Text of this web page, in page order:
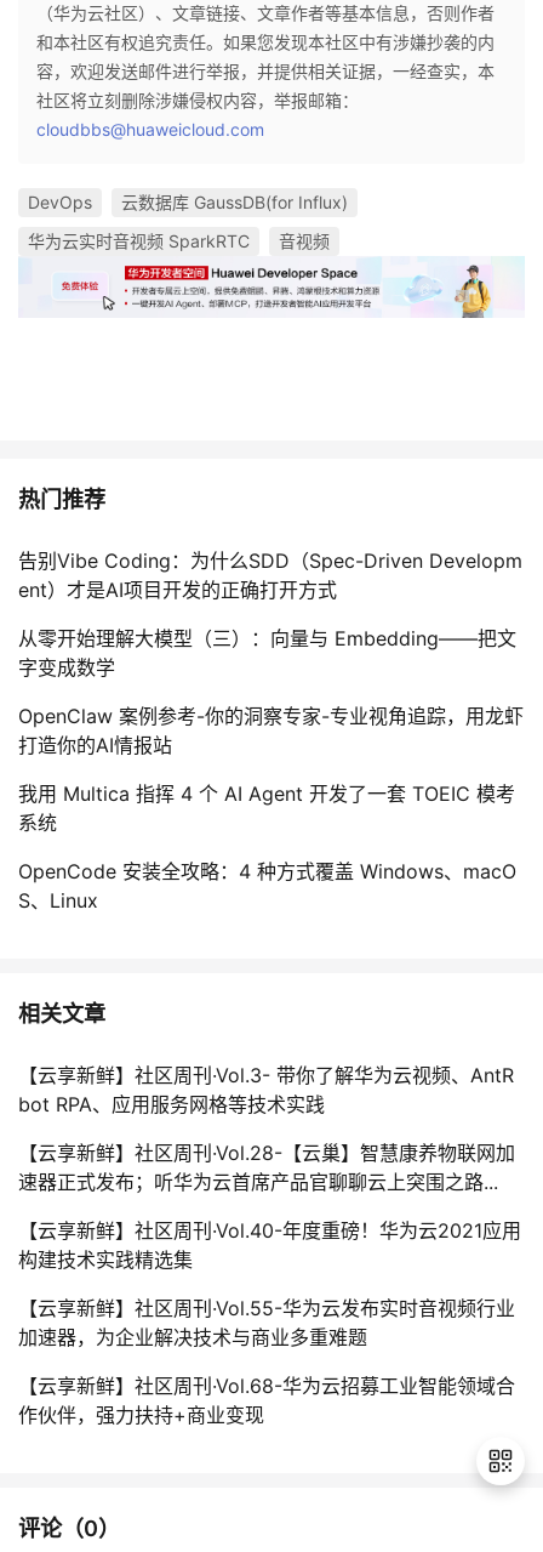
（华为云社区）、文章链接、文章作者等基本信息，否则作者
和本社区有权追究责任。如果您发现本社区中有涉嫌抄袭的内
容，欢迎发送邮件进行举报，并提供相关证据，一经查实，本
社区将立刻删除涉嫌侵权内容，举报邮箱：
cloudbbs@huaweicloud.com
DevOps
云数据库 GaussDB(for Influx)
华为云实时音视频 SparkRTC
音视频
热门推荐
告别Vibe Coding：为什么SDD（Spec-Driven Developm
ent）才是AI项目开发的正确打开方式
从零开始理解大模型（三）：向量与 Embedding——把文
字变成数学
OpenClaw 案例参考-你的洞察专家-专业视角追踪，用龙虾
打造你的AI情报站
我用 Multica 指挥 4 个 AI Agent 开发了一套 TOEIC 模考
系统
OpenCode 安装全攻略：4 种方式覆盖 Windows、macO
S、Linux
相关文章
【云享新鲜】社区周刊·Vol.3- 带你了解华为云视频、AntR
bot RPA、应用服务网格等技术实践
【云享新鲜】社区周刊·Vol.28-【云巢】智慧康养物联网加
速器正式发布；听华为云首席产品官聊聊云上突围之路...
【云享新鲜】社区周刊·Vol.40-年度重磅！华为云2021应用
构建技术实践精选集
【云享新鲜】社区周刊·Vol.55-华为云发布实时音视频行业
加速器，为企业解决技术与商业多重难题
【云享新鲜】社区周刊·Vol.68-华为云招募工业智能领域合
作伙伴，强力扶持+商业变现
评论（0）